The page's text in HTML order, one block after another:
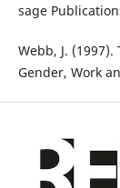
sage
Webb, J.
Gender, Work